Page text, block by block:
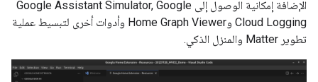
الإضافة إمكانية الوصول إلى
Google Assistant Simulator, Google
Cloud Logging
وHome Graph Viewer وأدوات أخرى لتبسيط عملية
تطوير Matter والمنزل الذكي.